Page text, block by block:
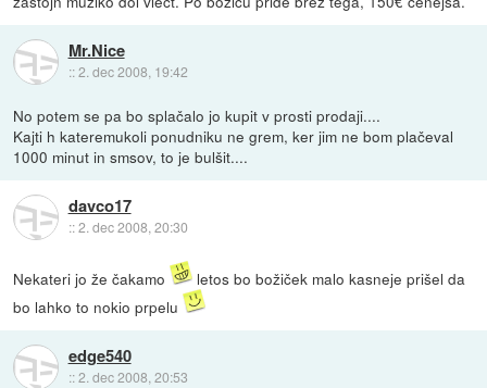
Mr.Nice
::2. dec 2008, 19:42
No potem se pa bo splačalo jo kupit v prosti prodaji....
Kajti h kateremukoli ponudniku ne grem, ker jim ne bom plačeval
1000 minut in smsov, to je bulšit....
davco17
::2. dec 2008, 20:30
Nekateri jo že čakamo
letos bo božiček malo kasneje prišel da
bo lahko to nokio prpelu
edge540
::2. dec 2008, 20:53